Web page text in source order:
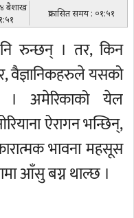
बैशाख
प्रकासित समय : ०१:५१
रुन्छन् । तर, किन
वैज्ञानिकहरुले यसको
। अमेरिकाको येल
ऐरागन भन्छिन्,
भावना महसूस
आँसु बग्न थाल्छ ।